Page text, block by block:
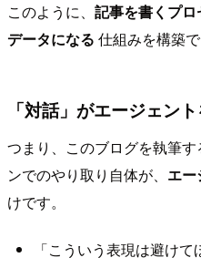
このように、 記事を書くプ
データになる 仕組みを構築で
「対話」がエージェン
つまり、このブログを執筆
ンでのやり取り自体が、 エー
けです。
「こういう表現は避けて